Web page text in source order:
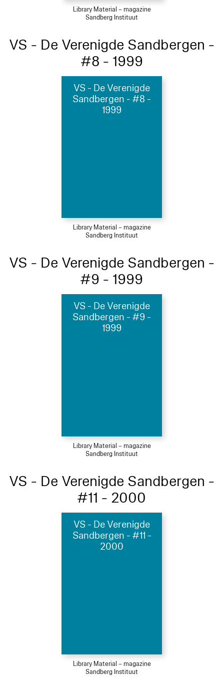
Library Material – magazine
Sandberg Instituut
VS - De Verenigde Sandbergen -
#8 - 1999
VS - De Verenigde
Sandbergen - #8 -
1999
Library Material – magazine
Sandberg Instituut
VS - De Verenigde Sandbergen -
#9 - 1999
VS - De Verenigde
Sandbergen - #9 -
1999
Library Material – magazine
Sandberg Instituut
VS - De Verenigde Sandbergen -
#11 - 2000
VS - De Verenigde
Sandbergen - #11 -
2000
Library Material – magazine
Sandberg Instituut